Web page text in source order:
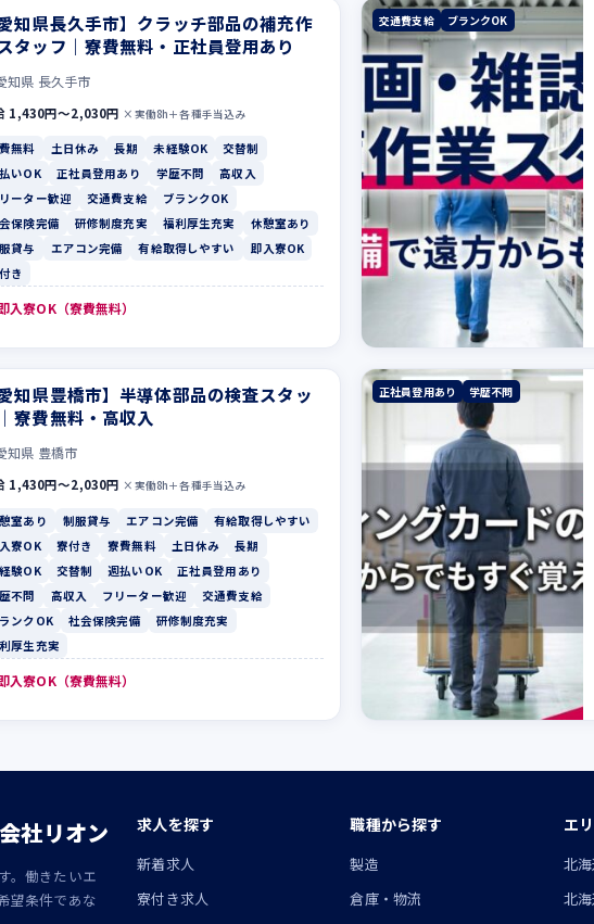
愛知県長久手市】クラッチ部品の補充作
タッフ｜寮費無料・正社員登用あり
知県 長久手市
1,430円〜2,030円 ×実働8h＋各種手当込み
無料 土日休み 長期 未経験OK
交替制
いOK
正社員登用あり 学歴不問
高収入
ーター歓迎
交通費支給
ブランクOK
保険完備
研修制度充実 福利厚生充実
休憩室あり
貸与
エアコン完備 有給取得しやすい
即入寮OK
き
入寮OK（寮費無料）
交通費支給 ブランクOK
愛知県豊橋市】半導体部品の検査スタッ
寮費無料・高収入
知県 豊橋市
1,430円〜2,030円 ×実働8h＋各種手当込み
室あり 制服貸与 エアコン完備
有給取得しやすい
寮OK
寮付き 寮費無料 土日休み
長期
験OK
交替制 週払いOK
正社員登用あり
不問
高収入 フリーター歓迎
交通費支給
ンクOK
社会保険完備
研修制度充実
厚生充実
入寮OK（寮費無料）
正社員登用あり 学歴不問
社リオン
。働きたいエ
望条件であな
求人を探す
新着求人
寮付き求人
職種から探す
製造
倉庫・物流
エ
北
北